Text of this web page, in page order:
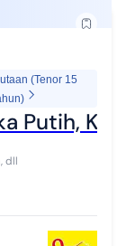
(Tenor 15
Putih,
dll